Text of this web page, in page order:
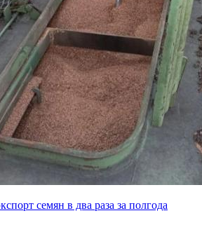
семян в два раза за полгода